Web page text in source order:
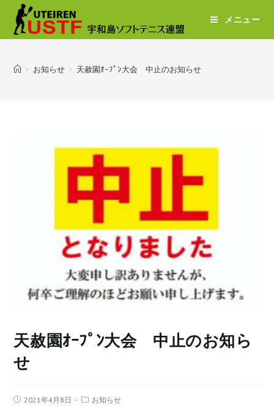
メニュー
> お知らせ > 天赦園ｵｰﾌﾟﾝ大会 中止のお知らせ
天赦園ｵｰﾌﾟﾝ大会 中止のお知ら
せ
2021年4月8日 お知らせ